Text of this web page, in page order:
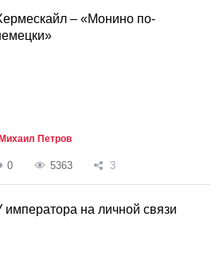
– «Монино по-
Михаил Петров
0 5363 3
императора на личной связи